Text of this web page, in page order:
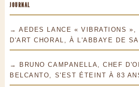
JOURNAL
→ AEDES LANCE « VIBRATIONS »,
D'ART CHORAL, À L'ABBAYE DE
→ BRUNO CAMPANELLA, CHEF
BELCANTO, S'EST ÉTEINT À 83